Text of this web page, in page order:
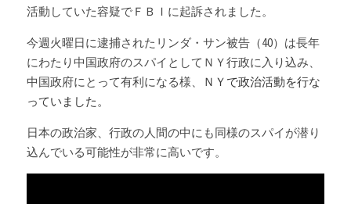
特集ページ
About Mei
Beginner's Content
question corner
活動していた容疑でＦＢＩに起訴されました。
今週火曜日に逮捕されたリンダ・サン被告（40）は長年
にわたり中国政府のスパイとしてＮＹ行政に入り込み、
中国政府にとって有利になる様、
ＮＹで政治活動を行な
っていました。
日本の政治家、行政の人間の中にも同様のスパイが潜り
込んでいる可能性が非常に高いです。